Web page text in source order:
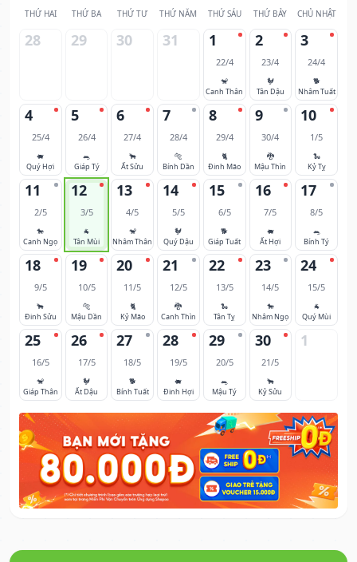
THỨ HAI THỨ BA THỨ TƯ THỨ NĂM THỨ SÁU THỨ BẢY CHỦ NHẬT
28 29 30 31 1
22/4
🐒
Canh Thân
2
23/4
🐓
Tân Dậu
3
24/4
🐕
Nhâm Tuất
4
25/4
🐖
Quý Hợi
5
26/4
🐀
Giáp Tý
6
27/4
🐂
Ất Sửu
7
28/4
🐅
Bính Dần
8
29/4
🐈
Đinh Mão
9
30/4
🐉
Mậu Thìn
10
1/5
🐍
Kỷ Tỵ
11
2/5
🐎
Canh Ngọ
12
3/5
🐐
Tân Mùi
13
4/5
🐒
Nhâm Thân
14
5/5
🐓
Quý Dậu
15
6/5
🐕
Giáp Tuất
16
7/5
🐖
Ất Hợi
17
8/5
🐀
Bính Tý
18
9/5
🐂
Đinh Sửu
19
10/5
🐅
Mậu Dần
20
11/5
🐈
Kỷ Mão
21
12/5
🐉
Canh Thìn
22
13/5
🐍
Tân Tỵ
23
14/5
🐎
Nhâm Ngọ
24
15/5
🐐
Quý Mùi
25
16/5
🐒
Giáp Thân
26
17/5
🐓
Ất Dậu
27
18/5
🐕
Bính Tuất
28
19/5
🐖
Đinh Hợi
29
20/5
🐀
Mậu Tý
30
21/5
🐂
Kỷ Sửu
1